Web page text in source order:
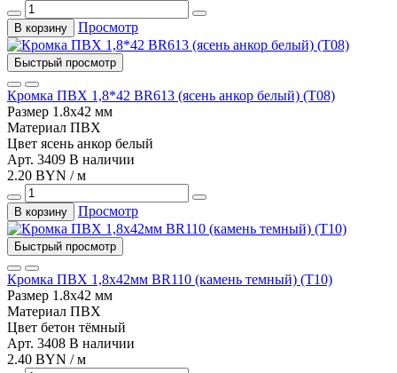
В корзину Просмотр
Быстрый просмотр
Кромка ПВХ 1,8*42 BR613 (ясень анкор белый) (Т08)
Размер 1.8х42 мм
Материал ПВХ
Цвет ясень анкор белый
Арт. 3409 В наличии
2.20 BYN / м
В корзину Просмотр
Быстрый просмотр
Кромка ПВХ 1,8х42мм BR110 (камень темный) (T10)
Размер 1.8х42 мм
Материал ПВХ
Цвет бетон тёмный
Арт. 3408 В наличии
2.40 BYN / м